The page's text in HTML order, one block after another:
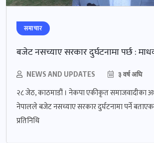
समाचार
बजेट नसच्याए सरकार दुर्घटनामा पर्छ :
NEWS AND UPDATES ३ वर्ष अघि
२८ जेठ, काठमाडौं । नेकपा एकीकृत समाजवादीका
नेपालले बजेट नसच्याए सरकार दुर्घटनामा पर्ने
प्रतिनिधि